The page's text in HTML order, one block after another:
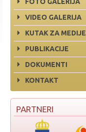
VIDEO GALERIJA
KUTAK ZA MEDIJE
PUBLIKACIJE
DOKUMENTI
KONTAKT
PARTNERI